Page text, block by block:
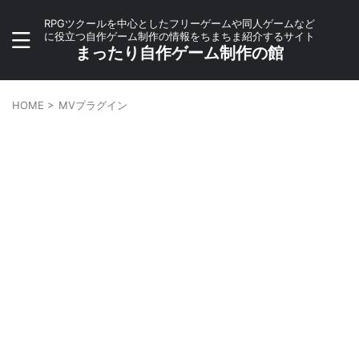
RPGツクールを中心としたフリーゲームや同人ゲームなど
に役立つ自作ゲーム制作の情報をちまちま紹介するサイト
まったり自作ゲーム制作の館
HOME > MVプラグイン